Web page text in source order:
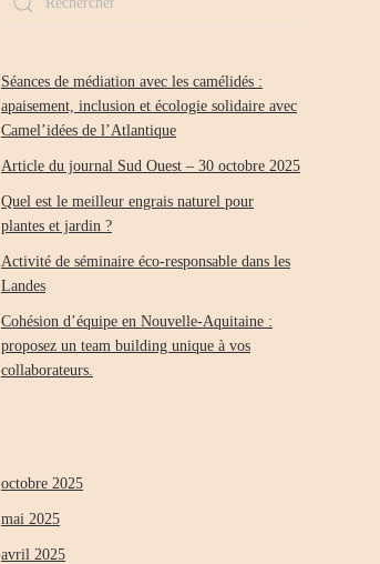
Séances de médiation avec les camélidés :
apaisement, inclusion et écologie solidaire avec
Camel’idées de l’Atlantique
Article du journal Sud Ouest – 30 octobre 2025
Quel est le meilleur engrais naturel pour
plantes et jardin ?
Activité de séminaire éco-responsable dans les
Landes
Cohésion d’équipe en Nouvelle-Aquitaine :
proposez un team building unique à vos
collaborateurs.
octobre 2025
mai 2025
avril 2025